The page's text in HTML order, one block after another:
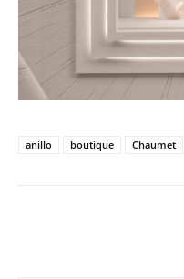
anillo boutique Chaumet